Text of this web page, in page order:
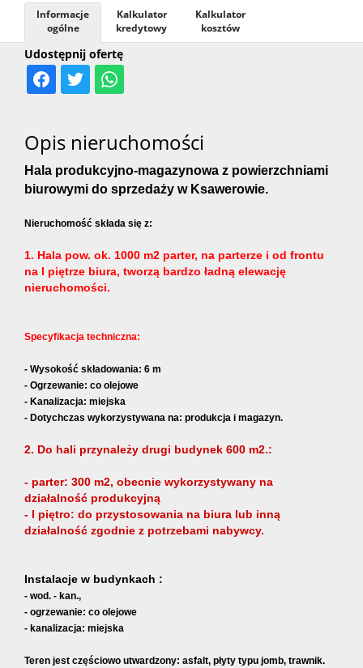
Udostępnij ofertę
Informacje
ogólne
Kalkulator
kredytowy
Kalkulator
kosztów
Opis nieruchomości
Hala produkcyjno-magazynowa z powierzchniami
biurowymi do sprzedaży w Ksawerowie.
Nieruchomość składa się z:
1. Hala pow. ok. 1000 m2 parter, na parterze i od frontu
na I piętrze biura, tworzą bardzo ładną elewację
nieruchomości.
Specyfikacja techniczna:
- Wysokość składowania: 6 m
- Ogrzewanie: co olejowe
- Kanalizacja: miejska
- Dotychczas wykorzystywana na: produkcja i magazyn.
2. Do hali przynależy drugi budynek 600 m2.:
- parter: 300 m2, obecnie wykorzystywany na
działalność produkcyjną
- I piętro: do przystosowania na biura lub inną
działalność zgodnie z potrzebami nabywcy.
Instalacje w budynkach :
- wod. - kan.,
- ogrzewanie: co olejowe
- kanalizacja: miejska
Teren jest częściowo utwardzony: asfalt, płyty typu jomb, trawnik.